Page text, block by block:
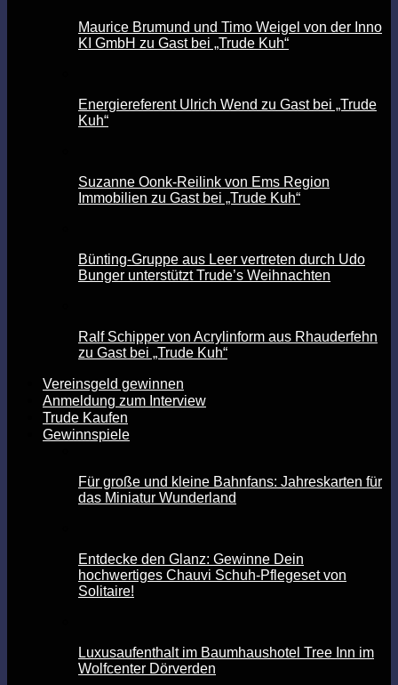
Maurice Brumund und Timo Weigel von der Inno
KI GmbH zu Gast bei „Trude Kuh“
Energiereferent Ulrich Wend zu Gast bei „Trude
Kuh“
Suzanne Oonk-Reilink von Ems Region
Immobilien zu Gast bei „Trude Kuh“
Bünting-Gruppe aus Leer vertreten durch Udo
Bunger unterstützt Trude’s Weihnachten
Ralf Schipper von Acrylinform aus Rhauderfehn
zu Gast bei „Trude Kuh“
Vereinsgeld gewinnen
Anmeldung zum Interview
Trude Kaufen
Gewinnspiele
Für große und kleine Bahnfans: Jahreskarten für
das Miniatur Wunderland
Entdecke den Glanz: Gewinne Dein
hochwertiges Chauvi Schuh-Pflegeset von
Solitaire!
Luxusaufenthalt im Baumhaushotel Tree Inn im
Wolfcenter Dörverden